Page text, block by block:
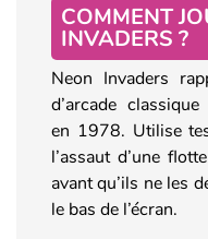
COMMENT
INVADERS ?
Neon Invaders
d’arcade
en 1978. Utilise
l’assaut d’une
avant qu’ils ne les
le bas de l’écran.